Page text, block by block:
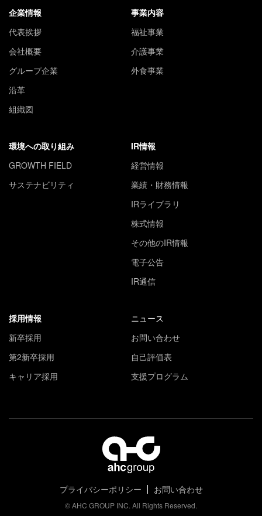
企業情報
代表挨拶
会社概要
グループ企業
沿革
組織図
事業内容
福祉事業
介護事業
外食事業
環境への取り組み
GROWTH FIELD
サステナビリティ
IR情報
経営情報
業績・財務情報
IRライブラリ
株式情報
その他のIR情報
電子公告
IR通信
採用情報
新卒採用
第2新卒採用
キャリア採用
ニュース
お問い合わせ
自己評価表
支援プログラム
プライバシーポリシー お問い合わせ
© AHC GROUP INC. All Rights Reserved.